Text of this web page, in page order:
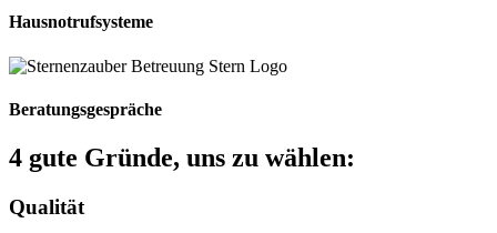
Hausnotrufsysteme
Beratungsgespräche
4 gute Gründe, uns zu wählen:
Qualität